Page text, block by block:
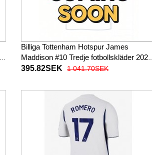
Billiga Tottenham Hotspur James
Maddison #10 Tredje fotbollskläder 2026-
27 Kortärmad
395.82SEK 1 041.70SEK